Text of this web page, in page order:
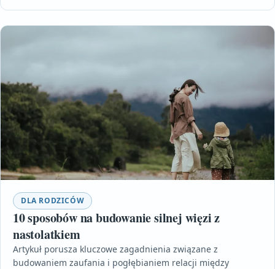
DLA RODZICÓW
10 sposobów na budowanie silnej więzi z
nastolatkiem
Artykuł porusza kluczowe zagadnienia związane z
budowaniem zaufania i pogłębianiem relacji między